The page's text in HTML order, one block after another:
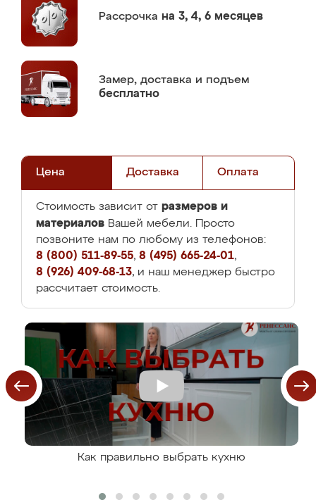
Рассрочка на 3, 4, 6 месяцев
Замер, доставка и подъем
бесплатно
Цена Доставка Оплата
Стоимость зависит от размеров и
материалов Вашей мебели. Просто
позвоните нам по любому из телефонов:
8 (800) 511-89-55, 8 (495) 665-24-01,
8 (926) 409-68-13, и наш менеджер быстро
рассчитает стоимость.
Как правильно выбрать кухню